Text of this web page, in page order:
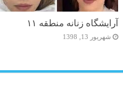
آرایشگاه زنانه منطقه ۱۱
شهریور 13, 1398